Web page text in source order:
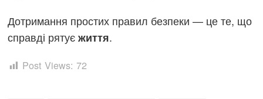
Дотримання простих правил безпеки — це те, що
справді рятуєжиття.
Post Views: 72